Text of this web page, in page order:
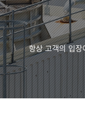
항상 고객의 입장